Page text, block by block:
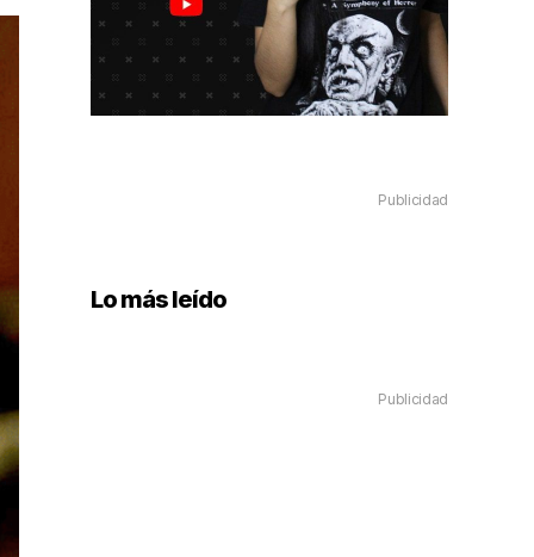
Publicidad
Lo más leído
Publicidad